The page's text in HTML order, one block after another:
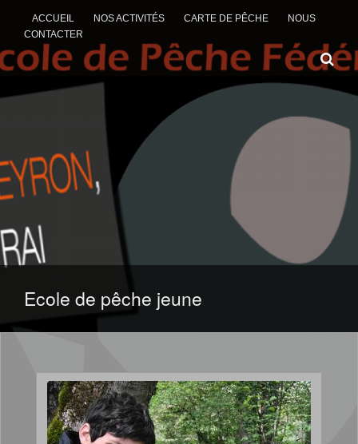
ACCUEIL NOS ACTIVITÉS CARTE DE PÊCHE
NOUS
CONTACTER
ALLER AU CONTENU
Ecole de pêche jeune